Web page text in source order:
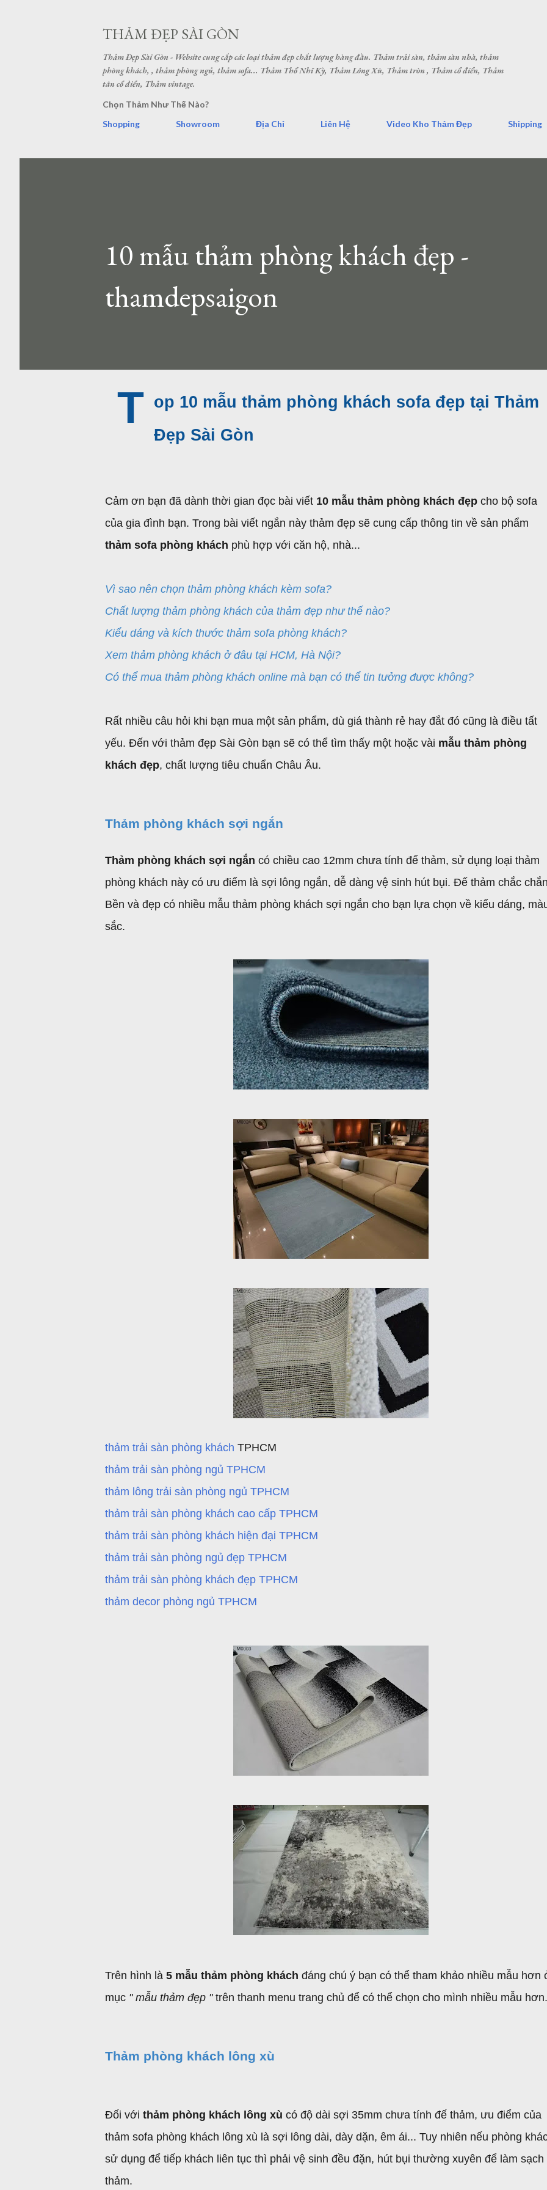
THẢM ĐẸP SÀI GÒN
Thảm Đẹp Sài Gòn - Website cung cấp các loại thảm đẹp chất lượng hàng đầu. Thảm trải sàn, thảm sàn nhà, thảm
phòng khách, , thảm phòng ngủ, thảm sofa... Thảm Thổ Nhĩ Kỳ, Thảm Lông Xù, Thảm tròn , Thảm cổ điển, Thảm
tân cổ điển, Thảm vintage.
Chọn Thảm Như Thế Nào?
Shopping
Showroom Địa Chỉ Liên Hệ Video Kho Thảm Đẹp Shipping
10 mẫu thảm phòng khách đẹp -
thamdepsaigon
T op 10 mẫu thảm phòng khách sofa đẹp tại Thảm
Đẹp Sài Gòn
Cảm ơn bạn đã dành thời gian đọc bài viết 10 mẫu thảm phòng khách đẹp cho bộ sofa
của gia đình bạn. Trong bài viết ngắn này thảm đẹp sẽ cung cấp thông tin về sản phẩm
thảm sofa phòng khách phù hợp với căn hộ, nhà...
Vì sao nên chọn thảm phòng khách kèm sofa?
Chất lượng thảm phòng khách của thảm đẹp như thế nào?
Kiểu dáng và kích thước thảm sofa phòng khách?
Xem thảm phòng khách ở đâu tại HCM, Hà Nội?
Có thể mua thảm phòng khách online mà bạn có thể tin tưởng được không?
Rất nhiều câu hỏi khi bạn mua một sản phẩm, dù giá thành rẻ hay đắt đó cũng là điều tất
yếu. Đến với thảm đẹp Sài Gòn bạn sẽ có thể tìm thấy một hoặc vài mẫu thảm phòng
khách đẹp, chất lượng tiêu chuẩn Châu Âu.
Thảm phòng khách sợi ngắn
Thảm phòng khách sợi ngắn có chiều cao 12mm chưa tính đế thảm, sử dụng loại thảm
phòng khách này có ưu điểm là sợi lông ngắn, dễ dàng vệ sinh hút bụi. Đế thảm chắc
Bền và đẹp có nhiều mẫu thảm phòng khách sợi ngắn cho bạn lựa chọn về kiểu dáng,
sắc.
thảm trải sàn phòng khách TPHCM
thảm trải sàn phòng ngủ TPHCM
thảm lông trải sàn phòng ngủ TPHCM
thảm trải sàn phòng khách cao cấp TPHCM
thảm trải sàn phòng khách hiện đại TPHCM
thảm trải sàn phòng ngủ đẹp TPHCM
thảm trải sàn phòng khách đẹp TPHCM
thảm decor phòng ngủ TPHCM
Trên hình là 5 mẫu thảm phòng khách đáng chú ý bạn có thể tham khảo nhiều mẫu hơn
mục " mẫu thảm đẹp " trên thanh menu trang chủ để có thể chọn cho mình nhiều mẫu hơn.
Thảm phòng khách lông xù
Đối với thảm phòng khách lông xù có độ dài sợi 35mm chưa tính đế thảm, ưu điểm của
thảm sofa phòng khách lông xù là sợi lông dài, dày dặn, êm ái... Tuy nhiên nếu phòng
sử dụng để tiếp khách liên tục thì phải vệ sinh đều đặn, hút bụi thường xuyên để làm sạch
thảm.